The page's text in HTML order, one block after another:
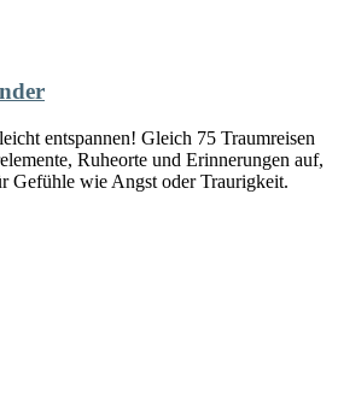
entspannen! Gleich 75 Traumreisen
Ruheorte und Erinnerungen auf,
Gefühle wie Angst oder Traurigkeit.